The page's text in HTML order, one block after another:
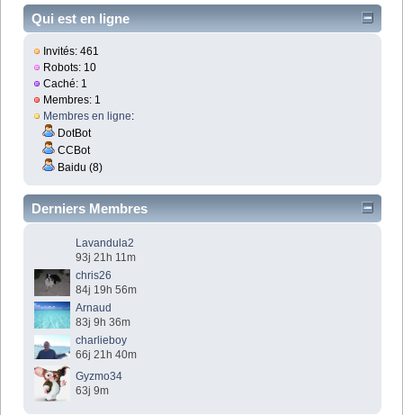
Qui est en ligne
Invités: 461
Robots: 10
Caché: 1
Membres: 1
Membres en ligne:
DotBot
CCBot
Baidu (8)
Derniers Membres
Lavandula2
93j 21h 11m
chris26
84j 19h 56m
Arnaud
83j 9h 36m
charlieboy
66j 21h 40m
Gyzmo34
63j 9m